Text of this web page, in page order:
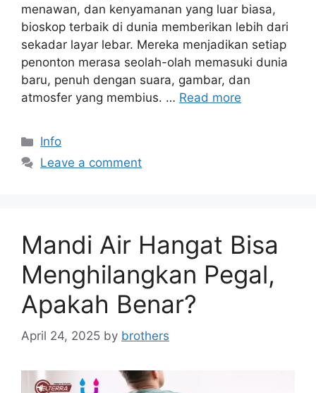
menawan, dan kenyamanan yang luar biasa,
bioskop terbaik di dunia memberikan lebih dari
sekadar layar lebar. Mereka menjadikan setiap
penonton merasa seolah-olah memasuki dunia
baru, penuh dengan suara, gambar, dan
atmosfer yang membius. … Read more
Categories
Info
Leave a comment
Mandi Air Hangat Bisa
Menghilangkan Pegal,
Apakah Benar?
April 24, 2025 by brothers